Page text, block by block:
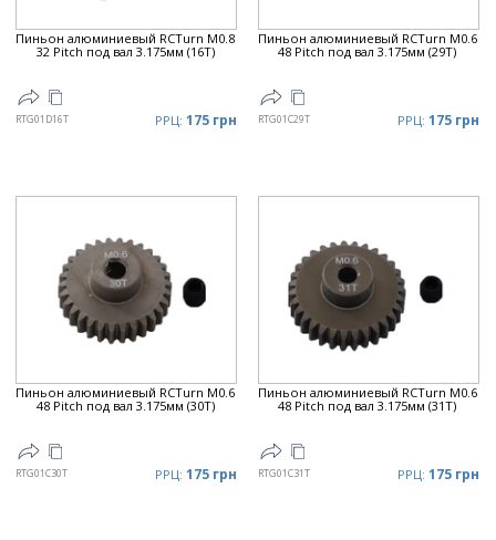
Пиньон алюминиевый RCTurn M0.8
32 Pitch под вал 3.175мм (16T)
RTG01D16T РРЦ: 175 грн
Пиньон алюминиевый RCTurn M0.6
48 Pitch под вал 3.175мм (29T)
RTG01C29T РРЦ: 175 грн
Пиньон алюминиевый RCTurn M0.6
48 Pitch под вал 3.175мм (30T)
RTG01C30T РРЦ: 175 грн
Пиньон алюминиевый RCTurn M0.6
48 Pitch под вал 3.175мм (31T)
RTG01C31T РРЦ: 175 грн